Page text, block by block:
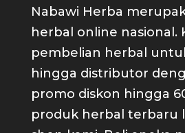
Nabawi Herba
herbal online nasional.
pembelian herbal
hingga distributor
promo diskon hingga
produk herbal terbaru